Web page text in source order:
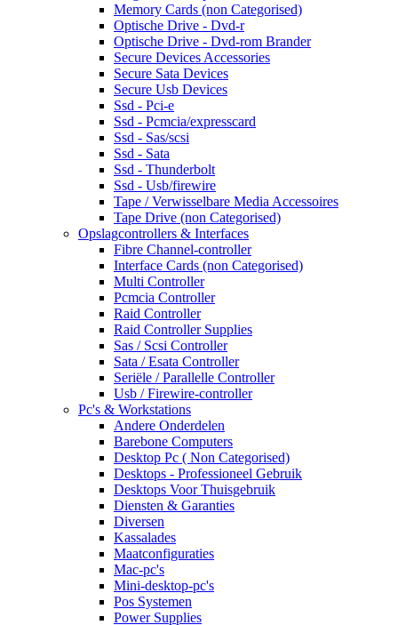
Memory Cards (non Categorised)
Optische Drive - Dvd-r
Optische Drive - Dvd-rom Brander
Secure Devices Accessories
Secure Sata Devices
Secure Usb Devices
Ssd - Pci-e
Ssd - Pcmcia/expresscard
Ssd - Sas/scsi
Ssd - Sata
Ssd - Thunderbolt
Ssd - Usb/firewire
Tape / Verwisselbare Media Accessoires
Tape Drive (non Categorised)
Opslagcontrollers & Interfaces
Fibre Channel-controller
Interface Cards (non Categorised)
Multi Controller
Pcmcia Controller
Raid Controller
Raid Controller Supplies
Sas / Scsi Controller
Sata / Esata Controller
Seriële / Parallelle Controller
Usb / Firewire-controller
Pc's & Workstations
Andere Onderdelen
Barebone Computers
Desktop Pc ( Non Categorised)
Desktops - Professioneel Gebruik
Desktops Voor Thuisgebruik
Diensten & Garanties
Diversen
Kassalades
Maatconfiguraties
Mac-pc's
Mini-desktop-pc's
Pos Systemen
Power Supplies